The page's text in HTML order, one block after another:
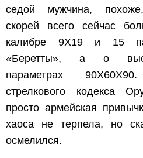
седой мужчина,
скорей всего сейчас
калибре 9Х19 и 15
«Беретты», а о
параметрах
стрелкового кодекса
просто армейская
хаоса не терпела, но
осмелился.